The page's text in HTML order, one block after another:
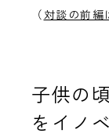
（対談の前編
子供の
をイノ